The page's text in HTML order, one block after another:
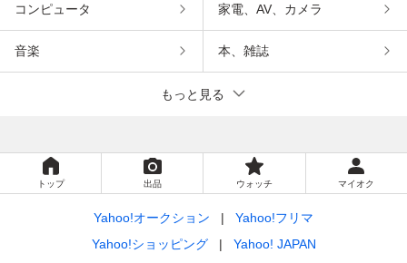
コンピュータ 家電、AV、カメラ
音楽 本、雑誌
もっと見る
トップ 出品 ウォッチ マイオク
Yahoo!オークション
Yahoo!フリマ
Yahoo!ショッピング
Yahoo! JAPAN